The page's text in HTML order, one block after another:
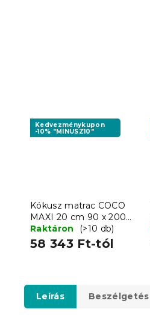
Kedvezménykupon
-10% "MINUSZ10"
Kókusz matrac COCO
MAXI 20 cm 90 x 200
cm
Raktáron (>10 db)
58 343 Ft-tól
Leírás Beszélgetés